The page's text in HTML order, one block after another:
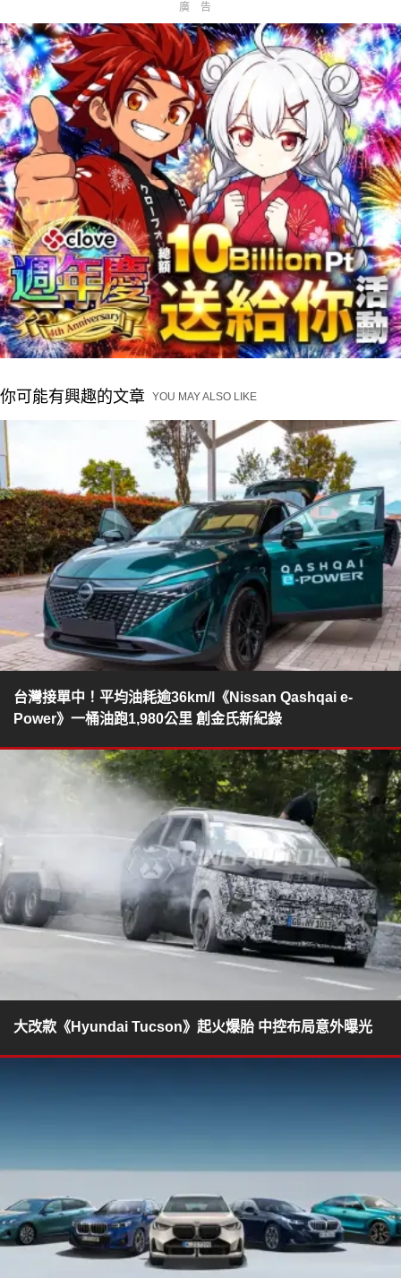
廣告
你可能有興趣的文章 YOU MAY ALSO LIKE
台灣接單中！平均油耗逾36km/l《Nissan Qashqai e-
Power》一桶油跑1,980公里 創金氏新紀錄
大改款《Hyundai Tucson》起火爆胎 中控布局意外曝光